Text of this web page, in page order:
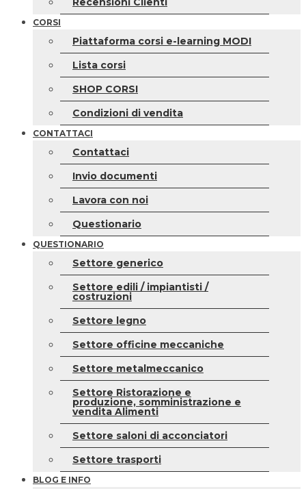
CORSI
Piattaforma corsi e-learning MODI
Lista corsi
SHOP CORSI
Condizioni di vendita
CONTATTACI
Contattaci
Invio documenti
Lavora con noi
Questionario
QUESTIONARIO
Settore generico
Settore edili / impiantisti /
costruzioni
Settore legno
Settore officine meccaniche
Settore metalmeccanico
Settore Ristorazione e
produzione, somministrazione e
vendita Alimenti
Settore saloni di acconciatori
Settore trasporti
BLOG E INFO